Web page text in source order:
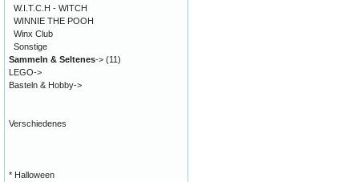
W.I.T.C.H - WITCH
WINNIE THE POOH
Winx Club
Sonstige
Sammeln & Seltenes-> (11)
LEGO->
Basteln & Hobby->
Verschiedenes
* Halloween